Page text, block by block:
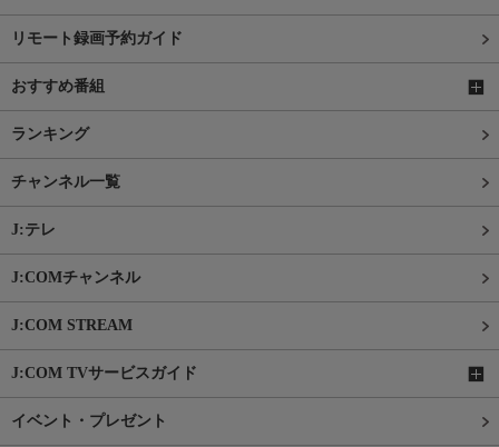
リモート録画予約ガイド
おすすめ番組
ランキング
チャンネル一覧
J:テレ
J:COMチャンネル
J:COM STREAM
J:COM TVサービスガイド
イベント・プレゼント